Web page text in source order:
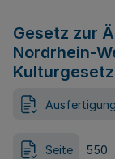
Gesetz zur
Nordrhein-
Seite 550